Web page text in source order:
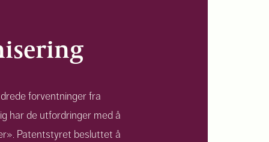
forventninger fra
har de utfordringer med å
Patentstyret besluttet å